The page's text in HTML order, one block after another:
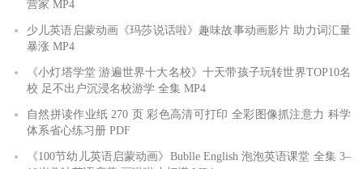
营家 MP4
少儿英语启蒙动画《玛莎说话啦》趣味故事动画影片 助力词汇量
暴涨 MP4
《小灯塔学堂 游遍世界十大名校》十天带孩子玩转世界TOP10名
校 足不出户沉浸名校游学 全集 MP4
自然拼读作业纸 270 页 彩色高清可打印 全彩图像抓注意力 科学
体系省心练习册 PDF
《100节幼儿英语启蒙动画》Bublle English 泡泡英语课堂 全集 3–